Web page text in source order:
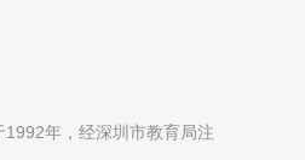
年，经深圳市教育局注